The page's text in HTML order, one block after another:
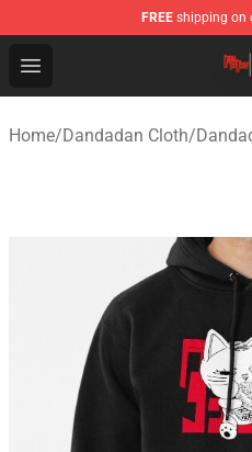
FREE shipping on
Open menu
Dandadan Shop -
Home/Dandadan Cloth/